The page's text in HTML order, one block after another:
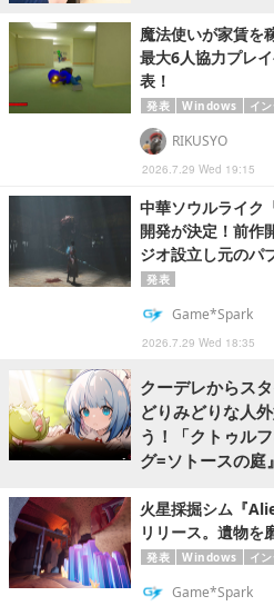
魔法使いが家賃を
最大6人協力プレ
表！
発表 Windows イ
2026.7.29 Wed 19:15
RIKUSYO
中華ソウルライク
開発が決定！前作
ジオ設立し元のパ
発表
2026.7.29 Wed 18:35
Game*Spark
クーデレからス
どりみどりな人
う！「クトゥル
グ=ソトースの庭
火星採掘シム『
リリース。遺物を
発表 Windows イ
Game*Spark